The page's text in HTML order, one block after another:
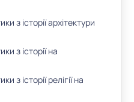
з історії архітектури
з історії на
з історії релігії на